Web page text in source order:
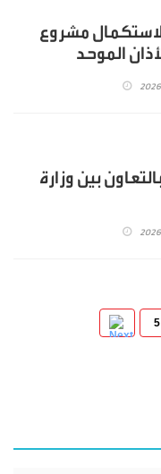
لاستكمال مشروع
الموحد
بين وزارة
5